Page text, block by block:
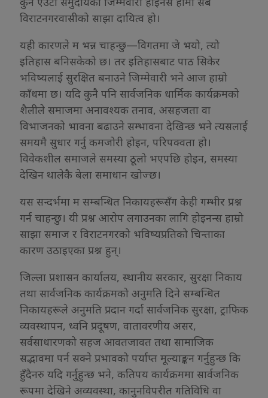
विराटनगरवासीको साझा दायित्व हो।
यही कारणले म भन्न चाहन्छु—विगतमा जे भयो, त्यो
इतिहास बनिसकेको छ। तर इतिहासबाट पाठ सिकेर
भविष्यलाई सुरक्षित बनाउने जिम्मेवारी भने आज हाम्रो
काँधमा छ। यदि कुनै पनि सार्वजनिक धार्मिक कार्यक्रमको
शैलीले समाजमा अनावश्यक तनाव, असहजता वा
विभाजनको भावना बढाउने सम्भावना देखिन्छ भने त्यसलाई
समयमै सुधार गर्नु कमजोरी होइन, परिपक्वता हो।
विवेकशील समाजले समस्या ठूलो भएपछि होइन, समस्या
देखिन थालेकै बेला समाधान खोज्छ।
यस सन्दर्भमा म सम्बन्धित निकायहरूसँग केही गम्भीर प्रश्न
गर्न चाहन्छु। यी प्रश्न आरोप लगाउनका लागि होइनन्स हाम्रो
साझा समाज र विराटनगरको भविष्यप्रतिको चिन्ताका
कारण उठाइएका प्रश्न हुन्।
जिल्ला प्रशासन कार्यालय, स्थानीय सरकार, सुरक्षा निकाय
तथा सार्वजनिक कार्यक्रमको अनुमति दिने सम्बन्धित
निकायहरूले अनुमति प्रदान गर्दा सार्वजनिक सुरक्षा, ट्राफिक
व्यवस्थापन, ध्वनि प्रदूषण, वातावरणीय असर,
सर्वसाधारणको सहज आवतजावत तथा सामाजिक
सद्भावमा पर्न सक्ने प्रभावको पर्याप्त मूल्याङ्कन गर्नुहुन्छ कि
हुँदैनरु यदि गर्नुहुन्छ भने, कतिपय कार्यक्रममा सार्वजनिक
रूपमा देखिने अव्यवस्था, कानुनविपरीत गतिविधि वा